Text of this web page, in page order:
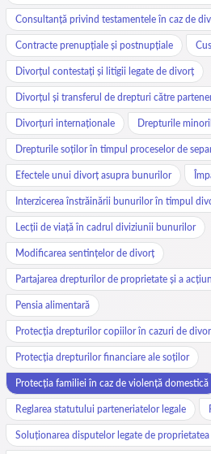
Consultanță privind testamentele în caz de
Contracte prenupțiale și postnupțiale
Divorțul contestați și litigii legate de divorț
Divorțul și transferul de drepturi către
Divorțuri internaționale Drepturile
Drepturile soților în timpul proceselor de
Efectele unui divorț asupra bunurilor
Interzicerea înstrăinării bunurilor în timpul
Lecții de viață în cadrul diviziunii bunurilor
Modificarea sentințelor de divorț
Partajarea drepturilor de proprietate și a
Pensia alimentară
Protecția drepturilor copiilor în cazuri de
Protecția drepturilor financiare ale soților
Protecția familiei în caz de violență domestică
Reglarea statutului parteneriatelor legale
Soluționarea disputelor legate de